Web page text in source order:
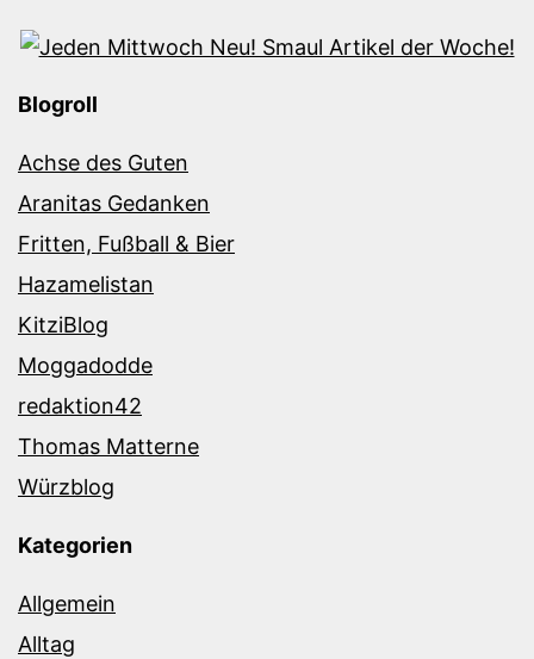
Blogroll
Achse des Guten
Aranitas Gedanken
Fritten, Fußball & Bier
Hazamelistan
KitziBlog
Moggadodde
redaktion42
Thomas Matterne
Würzblog
Kategorien
Allgemein
Alltag